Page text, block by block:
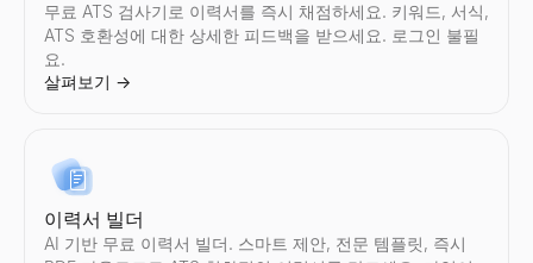
Instagram 참여율 계산기
TikTok 참여율 계산기
YouTube 참여율 계산기
Twitter/X 팔로워 수 확인
LinkedIn 텍스트 포맷터
콜드 이메일 생성기
구매 신호 레이더
무료 ATS 검사기로 이력서를 즉시 채점하세요. 키워드, 서식,
ATS 호환성에 대한 상세한 피드백을 받으세요. 로그인 불필
요.
살펴보기 →
이력서 빌더
AI 기반 무료 이력서 빌더. 스마트 제안, 전문 템플릿, 즉시